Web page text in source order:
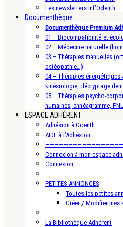
Les newsletters Inf’Odenth
Documenthèque
Documenthèque Premium
01 – Biocompatibilité et
02 – Médecine naturelle
03 – Thérapies manuelles
ostéopathie…)
04 – Thérapies
kinésiologie, décryptage
05 – Thérapies psycho-
humaines, ennéagramme,
ESPACE ADHÉRENT
Adhésion à Odenth
AIDE à l’Adhésion
Connexion à mon espace
Connexion
PETITES ANNONCES
Toutes les petites
Créer / Modifier mes
La Bibliothèque Adhérent